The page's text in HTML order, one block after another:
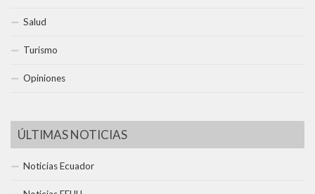
Salud
Turismo
Opiniones
ÚLTIMAS NOTICIAS
Noticias Ecuador